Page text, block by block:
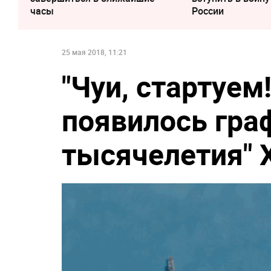
часы
России
25 мая 2018, 11:21
"Чуи,
появилось
тысячелетия"